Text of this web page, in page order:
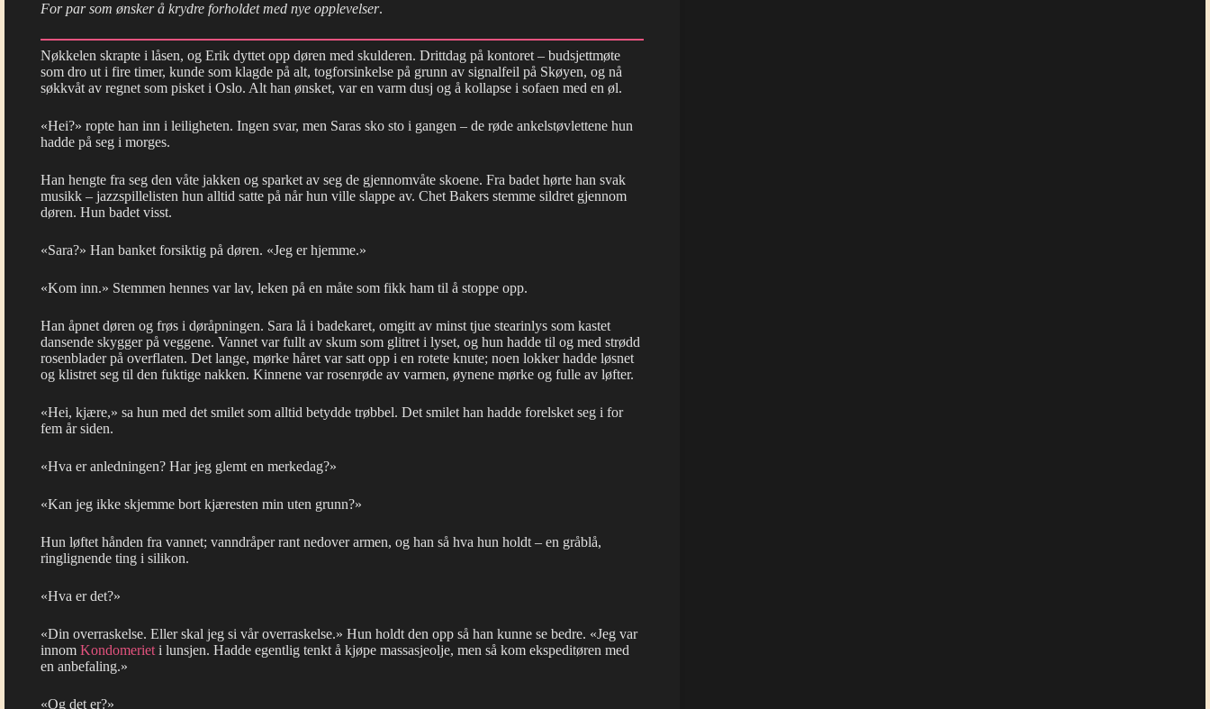
For par som ønsker å krydre forholdet med nye opplevelser.
Nøkkelen skrapte i låsen, og Erik dyttet opp døren med skulderen. Drittdag på kontoret – budsjettmøte
som dro ut i fire timer, kunde som klagde på alt, togforsinkelse på grunn av signalfeil på Skøyen, og nå
søkkvåt av regnet som pisket i Oslo. Alt han ønsket, var en varm dusj og å kollapse i sofaen med en øl.
«Hei?» ropte han inn i leiligheten. Ingen svar, men Saras sko sto i gangen – de røde ankelstøvlettene hun
hadde på seg i morges.
Han hengte fra seg den våte jakken og sparket av seg de gjennomvåte skoene. Fra badet hørte han svak
musikk – jazzspillelisten hun alltid satte på når hun ville slappe av. Chet Bakers stemme sildret gjennom
døren. Hun badet visst.
«Sara?» Han banket forsiktig på døren. «Jeg er hjemme.»
«Kom inn.» Stemmen hennes var lav, leken på en måte som fikk ham til å stoppe opp.
Han åpnet døren og frøs i døråpningen. Sara lå i badekaret, omgitt av minst tjue stearinlys som kastet
dansende skygger på veggene. Vannet var fullt av skum som glitret i lyset, og hun hadde til og med strødd
rosenblader på overflaten. Det lange, mørke håret var satt opp i en rotete knute; noen lokker hadde løsnet
og klistret seg til den fuktige nakken. Kinnene var rosenrøde av varmen, øynene mørke og fulle av løfter.
«Hei, kjære,» sa hun med det smilet som alltid betydde trøbbel. Det smilet han hadde forelsket seg i for
fem år siden.
«Hva er anledningen? Har jeg glemt en merkedag?»
«Kan jeg ikke skjemme bort kjæresten min uten grunn?»
Hun løftet hånden fra vannet; vanndråper rant nedover armen, og han så hva hun holdt – en gråblå,
ringlignende ting i silikon.
«Hva er det?»
«Din overraskelse. Eller skal jeg si vår overraskelse.» Hun holdt den opp så han kunne se bedre. «Jeg var
innom Kondomeriet i lunsjen. Hadde egentlig tenkt å kjøpe massasjeolje, men så kom ekspeditøren med
en anbefaling.»
«Og det er?»